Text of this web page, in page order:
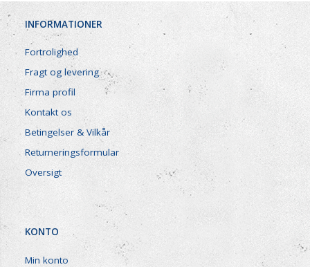
INFORMATIONER
Fortrolighed
Fragt og levering
Firma profil
Kontakt os
Betingelser & Vilkår
Returneringsformular
Oversigt
KONTO
Min konto